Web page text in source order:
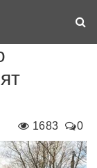
1683 0